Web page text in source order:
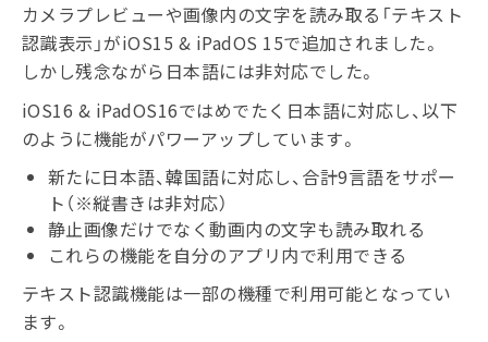
カメラプレビューや画像内の文字を読み取る「テキスト
認識表示」がiOS15 & iPadOS 15で追加されました。
しかし残念ながら日本語には非対応でした。
iOS16 & iPadOS16ではめでたく日本語に対応し、以下
のように機能がパワーアップしています。
新たに日本語、韓国語に対応し、合計9言語をサポー
ト（※縦書きは非対応）
静止画像だけでなく動画内の文字も読み取れる
これらの機能を自分のアプリ内で利用できる
テキスト認識機能は一部の機種で利用可能となってい
ます。